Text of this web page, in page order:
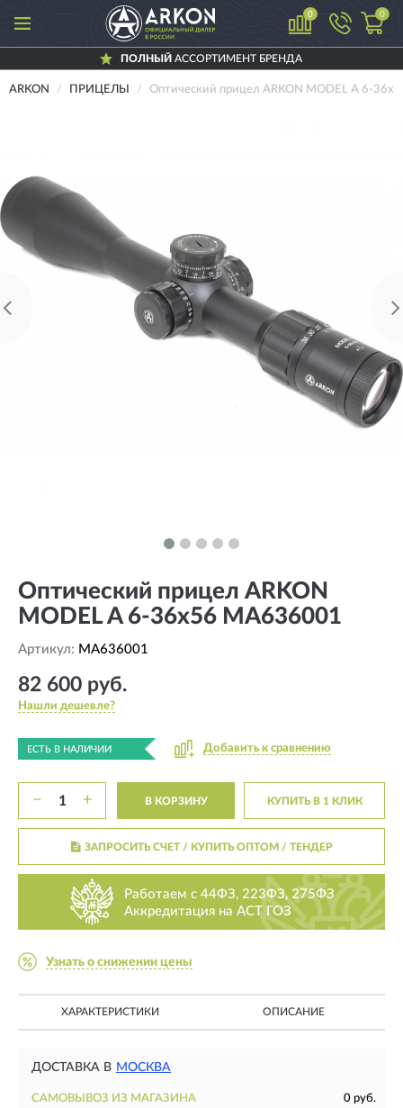
0 0
ПОЛНЫЙАССОРТИМЕНТ БРЕНДА
ARKON ПРИЦЕЛЫ Оптический прицел ARKON MODEL A 6-
Оптический прицел ARKON
MODEL A 6-36х56 MA636001
Артикул: MA636001
82 600 руб.
Нашли дешевле?
ЕСТЬ В НАЛИЧИИ Добавить к сравнению
− + В КОРЗИНУ КУПИТЬ В 1 КЛИК
ЗАПРОСИТЬ СЧЕТ / КУПИТЬ ОПТОМ/ ТЕНДЕР
Работаем с 44ФЗ, 223ФЗ, 275ФЗ
Аккредитация на АСТ ГОЗ
Узнать о снижении цены
ХАРАКТЕРИСТИКИ ОПИСАНИЕ
ДОСТАВКА В МОСКВА
САМОВЫВОЗ ИЗ МАГАЗИНА
0 руб.